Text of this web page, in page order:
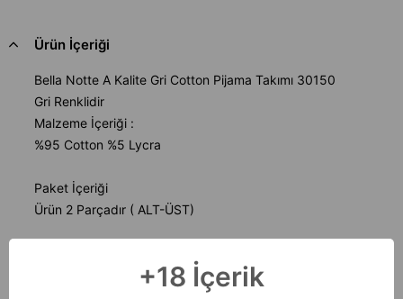
Ürün İçeriği
Bella Notte A Kalite Gri Cotton Pijama Takımı 30150
Gri Renklidir
Malzeme İçeriği :
%95 Cotton %5 Lycra
Paket İçeriği
Ürün 2 Parçadır ( ALT-ÜST)
değişiklik gösterebilir.+18 İçerik